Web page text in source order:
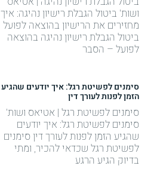
ושות' ביטול הגבלת רישיון נהיגה: איך
מחזירים את הרישיון בהוצאה לפועל
ביטול הגבלת רישיון נהיגה בהוצאה
לפועל – הסבר
סימנים לפשיטת רגל: איך יודעים שהגיע
הזמן לפנות לעורך דין
סימנים לפשיטת רגל | אטיאס ושות'
סימנים לפשיטת רגל: איך יודעים
שהגיע הזמן לפנות לעורך דין סימנים
לפשיטת רגל שכדאי להכיר, ומתי
בדיוק הגיע הרגע